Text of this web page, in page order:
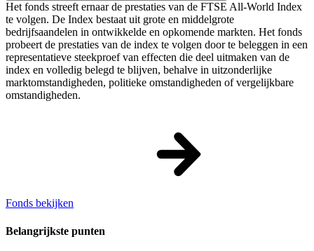
Het fonds streeft ernaar de prestaties van de FTSE All-World Index
te volgen. De Index bestaat uit grote en middelgrote
bedrijfsaandelen in ontwikkelde en opkomende markten. Het fonds
probeert de prestaties van de index te volgen door te beleggen in een
representatieve steekproef van effecten die deel uitmaken van de
index en volledig belegd te blijven, behalve in uitzonderlijke
marktomstandigheden, politieke omstandigheden of vergelijkbare
omstandigheden.
Fonds bekijken
Belangrijkste punten